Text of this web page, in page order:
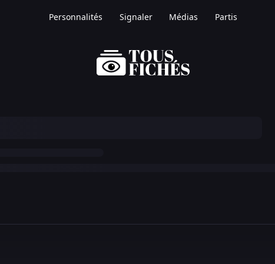
Personnalités Signaler Médias Partis